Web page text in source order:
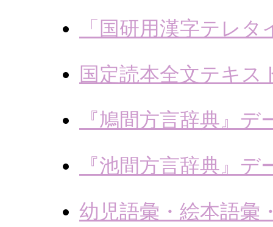
「国研用漢字テレタ
国定読本全文テキス
『鳩間方言辞典』デ
『池間方言辞典』デ
幼児語彙・絵本語彙